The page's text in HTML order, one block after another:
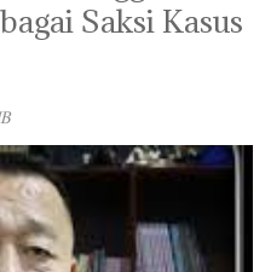
Saksi Kasus